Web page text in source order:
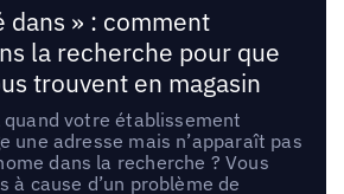
dans » : comment
la recherche pour que
trouvent en magasin
votre établissement
une adresse mais n’apparaît pas
dans la recherche ? Vous
à cause d’un problème de